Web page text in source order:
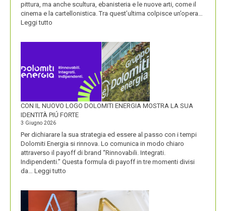
pittura, ma anche scultura, ebanisteria e le nuove arti, come il
cinema e la cartellonistica. Tra quest’ultima colpisce un’opera…
Leggi tutto
SASSO
CON IL NUOVO LOGO DOLOMITI ENERGIA MOSTRA LA SUA
IDENTITÀ PIÚ FORTE
3 Giugno 2026
Per dichiarare la sua strategia ed essere al passo con i tempi
Dolomiti Energia si rinnova. Lo comunica in modo chiaro
attraverso il payoff di brand “Rinnovabili. Integrati.
Indipendenti.” Questa formula di payoff in tre momenti divisi
da… Leggi tutto
NUOVO
LOGO